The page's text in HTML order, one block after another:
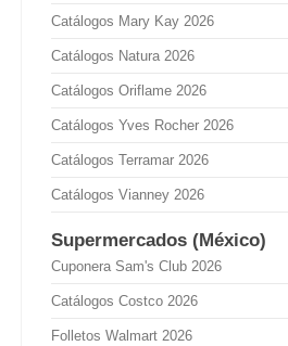
Catálogos Mary Kay 2026
Catálogos Natura 2026
Catálogos Oriflame 2026
Catálogos Yves Rocher 2026
Catálogos Terramar 2026
Catálogos Vianney 2026
Supermercados (México)
Cuponera Sam's Club 2026
Catálogos Costco 2026
Folletos Walmart 2026